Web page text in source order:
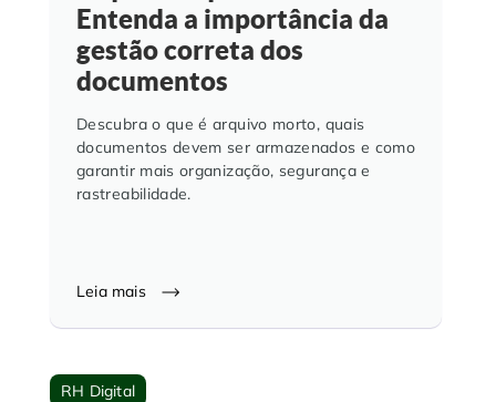
Entenda a importância da
gestão correta dos
documentos
Descubra o que é arquivo morto, quais
documentos devem ser armazenados e como
garantir mais organização, segurança e
rastreabilidade.
Leia mais
RH Digital